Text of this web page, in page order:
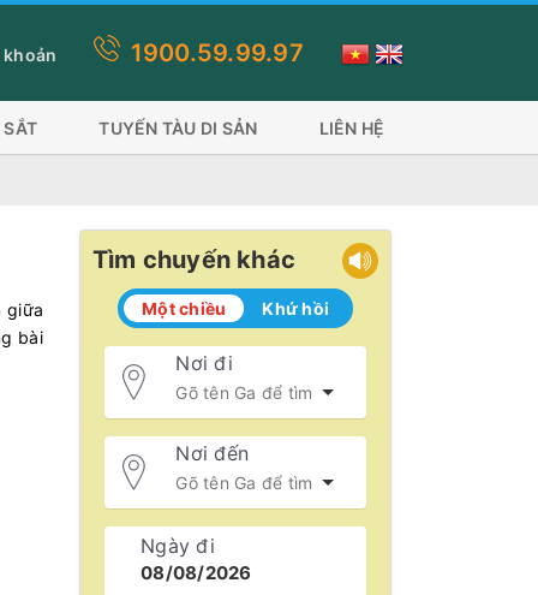
khách lựa chọn thanh toán thẻ visa, ứng dụng ví sẽ mất
1900.59.99.97
TUYẾN TÀU DI SẢN LIÊN HỆ
giữa
bài
Tìm chuyến khác
Một chiều Khứ hồi
Nơi đi
Nơi đến
Ngày đi